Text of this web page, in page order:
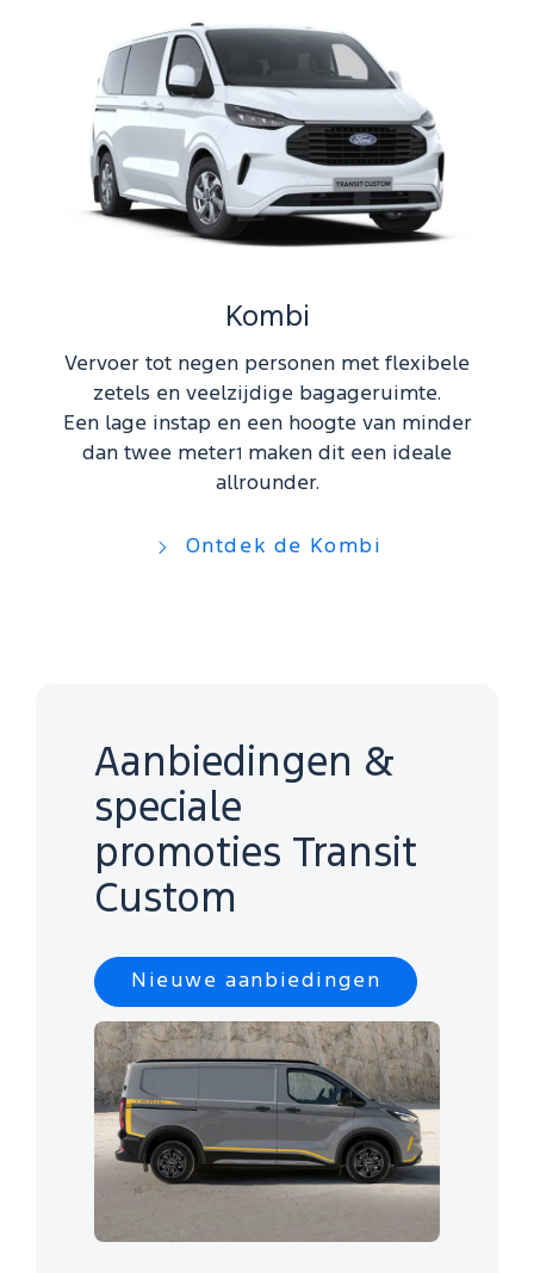
Kombi
Vervoer tot negen personen met flexibele
zetels en veelzijdige bagageruimte.
Een lage instap en een hoogte van minder
dan twee meter1
maken dit een ideale
allrounder.
Ontdek de Kombi
Aanbiedingen &
speciale
promoties Transit
Custom
Nieuwe aanbiedingen